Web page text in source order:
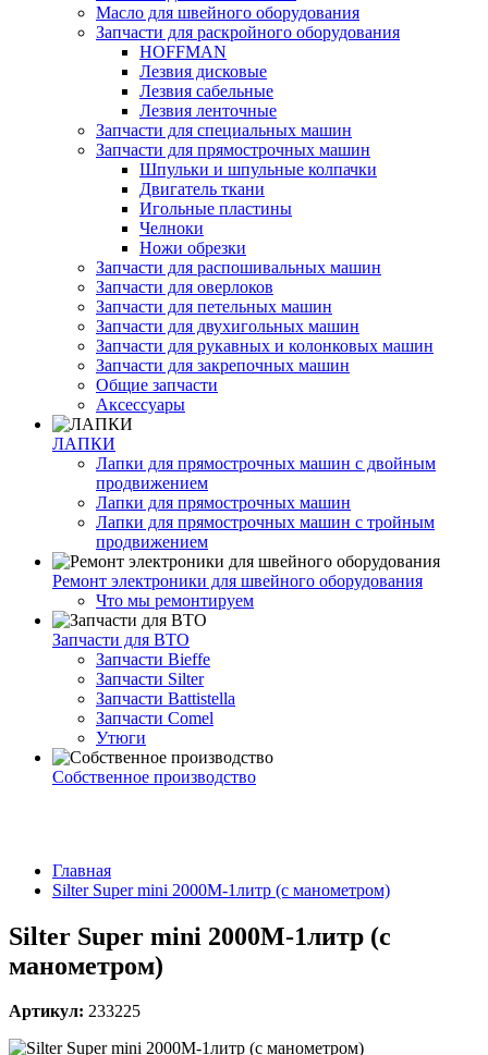
Масло для швейного оборудования
Запчасти для раскройного оборудования
HOFFMAN
Лезвия дисковые
Лезвия сабельные
Лезвия ленточные
Запчасти для специальных машин
Запчасти для прямострочных машин
Шпульки и шпульные колпачки
Двигатель ткани
Игольные пластины
Челноки
Ножи обрезки
Запчасти для распошивальных машин
Запчасти для оверлоков
Запчасти для петельных машин
Запчасти для двухигольных машин
Запчасти для рукавных и колонковых машин
Запчасти для закрепочных машин
Общие запчасти
Аксессуары
ЛАПКИ
Лапки для прямострочных машин с двойным
продвижением
Лапки для прямострочных машин
Лапки для прямострочных машин с тройным
продвижением
Ремонт электроники для швейного оборудования
Что мы ремонтируем
Запчасти для ВТО
Запчасти Bieffe
Запчасти Silter
Запчасти Battistella
Запчасти Comel
Утюги
Собственное производство
Главная
Silter Super mini 2000M-1литр (с манометром)
Silter Super mini 2000M-1литр (с
манометром)
Артикул: 233225